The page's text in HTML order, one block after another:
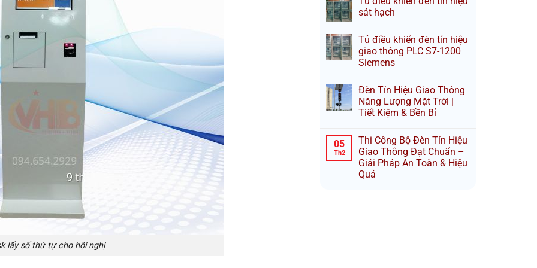
lấy số thứ tự cho hội nghị
sát hạch
Tủ điều khiển đèn tín hiệu
giao thông PLC S7-1200
Siemens
Đèn Tín Hiệu Giao Thông
Năng Lượng Mặt Trời |
Tiết Kiệm & Bền Bỉ
05
Th2
Thi Công Bộ Đèn Tín Hiệu
Giao Thông Đạt Chuẩn –
Giải Pháp An Toàn & Hiệu
Quả